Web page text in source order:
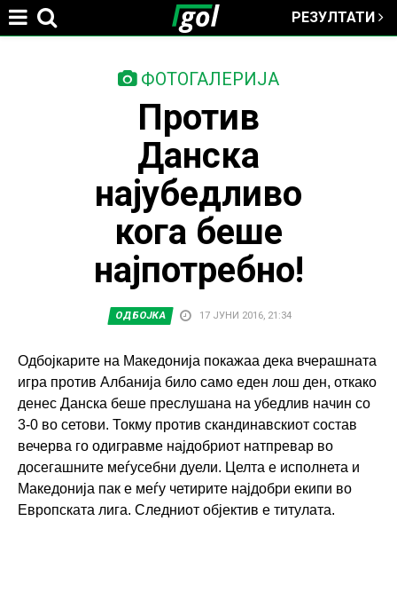
РЕЗУЛТАТИ
ФОТОГАЛЕРИЈА
Против
Данска
најубедливо
кога беше
најпотребно!
ОДБОЈКА 17 ЈУНИ 2016, 21:34
Одбојкарите на Македонија покажаа дека вчерашната
игра против Албанија било само еден лош ден, откако
денес Данска беше преслушана на убедлив начин со
3-0 во сетови. Токму против скандинавскиот состав
вечерва го одигравме најдобриот натпревар во
досегашните меѓусебни дуели. Целта е исполнета и
Македонија пак е меѓу четирите најдобри екипи во
Европската лига. Следниот објектив е титулата.